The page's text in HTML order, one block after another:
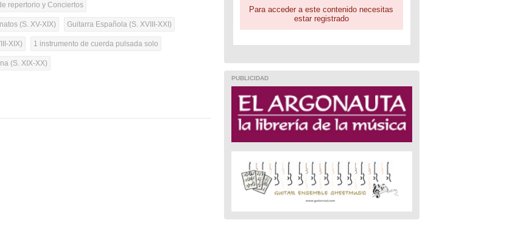
repertorio y Conciertos
(S. XV-XIX) Guitarra Española (S. XVIII-XXI)
XIX) 1 instrumento de cuerda pulsada solo
(S. XIX-XX)
Para acceder a este contenido necesitas
estar registrado
PUBLICIDAD